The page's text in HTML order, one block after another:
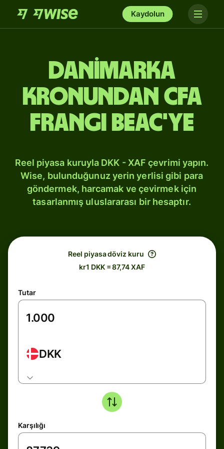
Kaydolun
Danimarka
kronundan CFA
Frangı BEAC'ye
Reel piyasa kuruyla DKK - XAF çevrimi yapın.
Wise, bulunduğunuz yerin yerlisi gibi para
göndermek, harcamak ve çevirmek için
tasarlanmış uluslararası bir hesaptır.
Reel piyasa döviz kuru
kr1 DKK = 87,74 XAF
Tutar
DKK
Karşılığı